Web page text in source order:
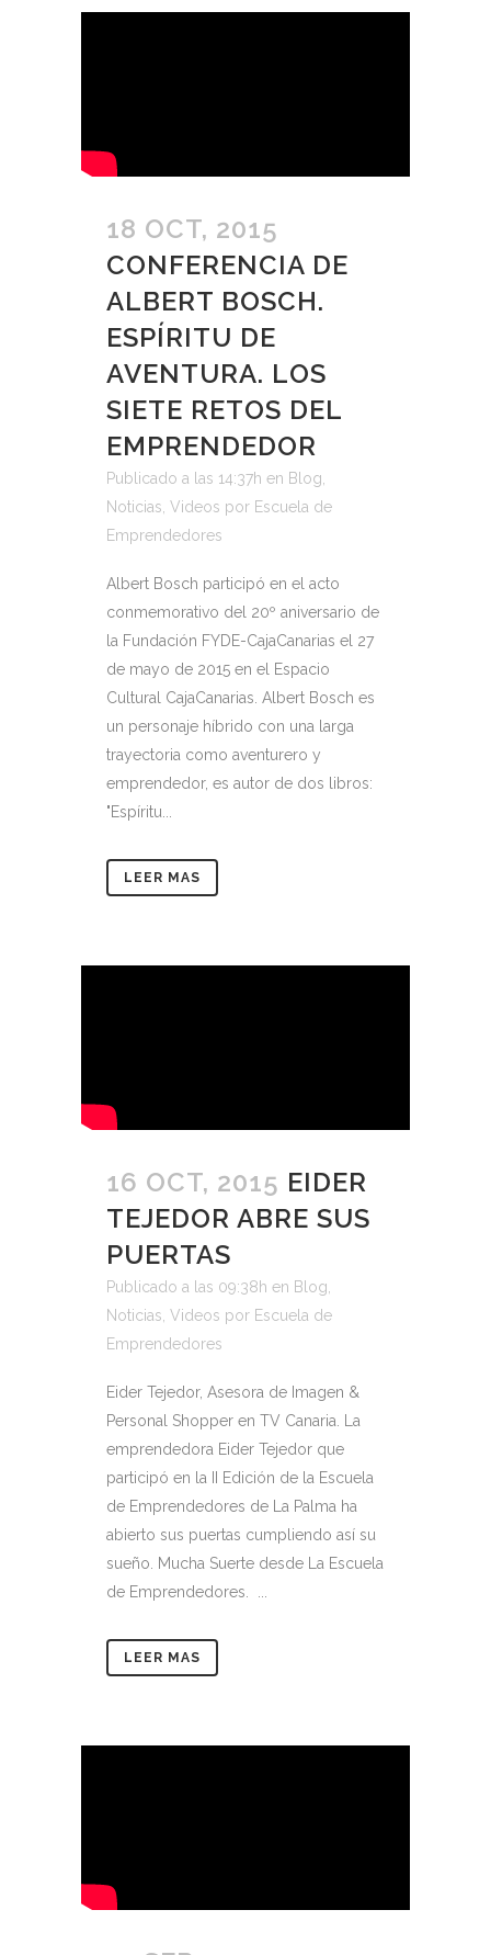
18 OCT, 2015
CONFERENCIA DE
ALBERT BOSCH.
ESPÍRITU DE
AVENTURA. LOS
SIETE RETOS DEL
EMPRENDEDOR
Publicado a las 14:37h en Blog
Noticias Videos por Escuela de
Emprendedores
Albert Bosch participó en el acto
conmemorativo del 20º aniversario de
la Fundación FYDE-CajaCanarias el 27
de mayo de 2015 en el Espacio
Cultural CajaCanarias. Albert Bosch es
un personaje híbrido con una larga
trayectoria como aventurero y
emprendedor, es autor de dos libros:
"Espíritu...
LEER MAS
16 OCT, 2015 EIDER
TEJEDOR ABRE SUS
PUERTAS
Publicado a las 09:38h en Blog
Noticias Videos por Escuela de
Emprendedores
Eider Tejedor, Asesora de Imagen &
Personal Shopper en TV Canaria. La
emprendedora Eider Tejedor que
participó en la II Edición de la Escuela
de Emprendedores de La Palma ha
abierto sus puertas cumpliendo así su
sueño. Mucha Suerte desde La Escuela
de Emprendedores. ...
LEER MAS